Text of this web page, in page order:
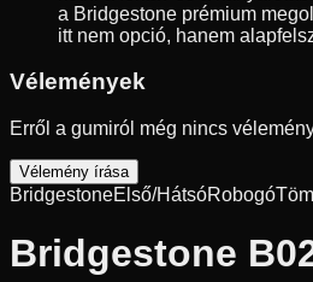
a Bridgestone prémium
itt nem opció, hanem
Vélemények
Erről a gumiról még nincs
Vélemény írása
BridgestoneElső/HátsóRobogó
Bridgestone